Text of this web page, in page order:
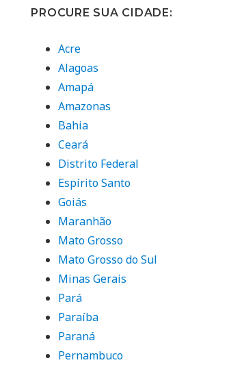
PROCURE SUA CIDADE:
Acre
Alagoas
Amapá
Amazonas
Bahia
Ceará
Distrito Federal
Espírito Santo
Goiás
Maranhão
Mato Grosso
Mato Grosso do Sul
Minas Gerais
Pará
Paraíba
Paraná
Pernambuco